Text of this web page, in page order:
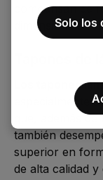
compensan de
dimensionales
Tapones de
Los tapones
especialmente
que, además
también
superior en
de alta calidad
Solo los